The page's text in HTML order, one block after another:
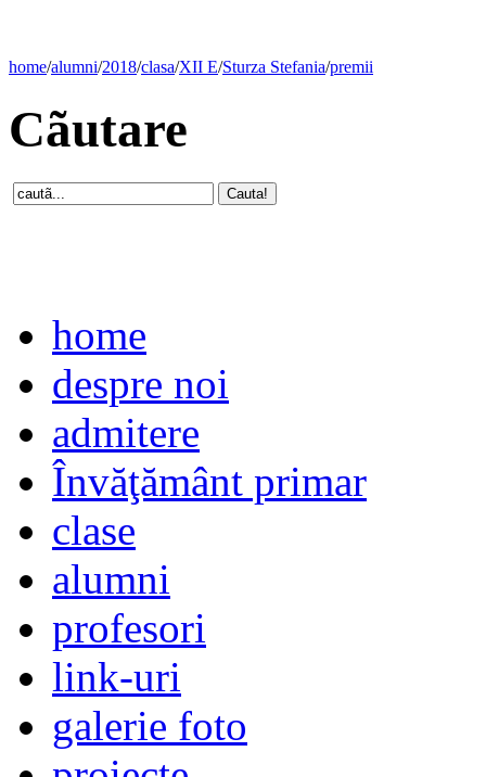
home/alumni/2018/clasa/XII E/Sturza Stefania/premii
Cãutare
home
despre noi
admitere
Învăţământ primar
clase
alumni
profesori
link-uri
galerie foto